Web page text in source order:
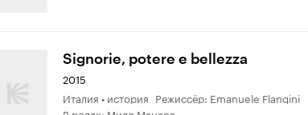
Signorie, potere e bellezza
2015
Италия • история Режиссёр: Emanuele Flangini